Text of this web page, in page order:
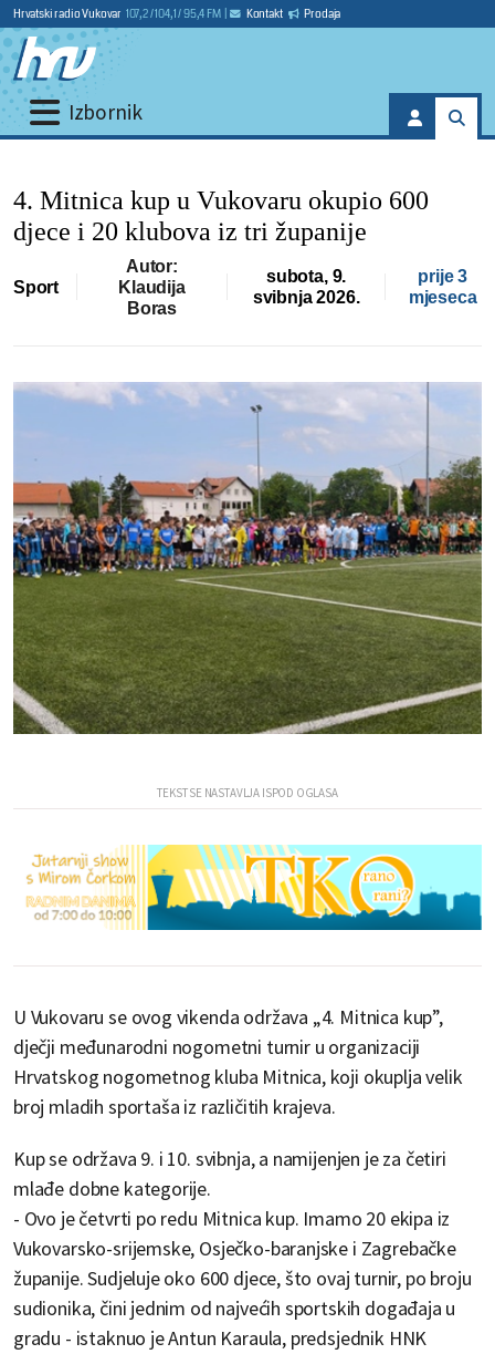
Hrvatski radio Vukovar 107,2 / 104,1 / 95,4 FM Kontakt Prodaja
Izbornik
4. Mitnica kup u Vukovaru okupio 600
djece i 20 klubova iz tri županije
Sport
Autor:
Klaudija
Boras
subota, 9.
svibnja 2026.
prije 3
mjeseca
U Vukovaru se ovog vikenda održava „4. Mitnica kup”,
dječji međunarodni nogometni turnir u organizaciji
Hrvatskog nogometnog kluba Mitnica, koji okuplja velik
broj mladih sportaša iz različitih krajeva.
Kup se održava 9. i 10. svibnja, a namijenjen je za četiri
mlađe dobne kategorije.
- Ovo je četvrti po redu Mitnica kup. Imamo 20 ekipa iz
Vukovarsko-srijemske, Osječko-baranjske i Zagrebačke
županije. Sudjeluje oko 600 djece, što ovaj turnir, po broju
sudionika, čini jednim od najvećih sportskih događaja u
gradu - istaknuo je Antun Karaula, predsjednik HNK